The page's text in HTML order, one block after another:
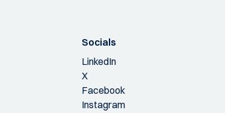
Socials
LinkedIn
X
Facebook
Instagram